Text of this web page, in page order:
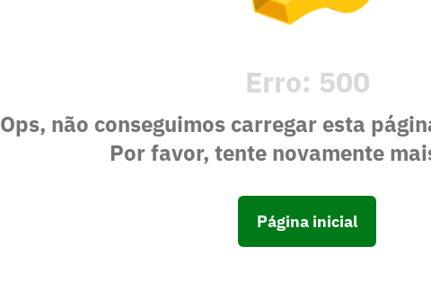
Erro: 500
Ops, não conseguimos carregar esta
Por favor, tente novamente
Página inicial